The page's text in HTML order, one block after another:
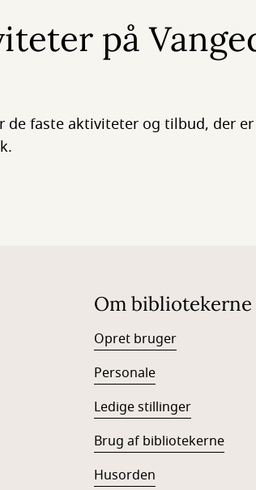
på
de faste aktiviteter og tilbud, der er
Om bibliotekerne
Opret bruger
Personale
Ledige stillinger
Brug af bibliotekerne
Husorden